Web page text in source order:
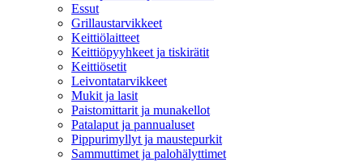
Essut
Grillaustarvikkeet
Keittiölaitteet
Keittiöpyyhkeet ja tiskirätit
Keittiösetit
Leivontatarvikkeet
Mukit ja lasit
Paistomittarit ja munakellot
Patalaput ja pannualuset
Pippurimyllyt ja maustepurkit
Sammuttimet ja palohälyttimet